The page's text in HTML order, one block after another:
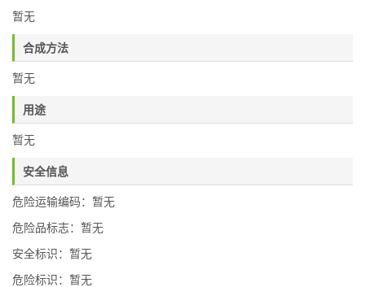
暂无
合成方法
暂无
用途
暂无
安全信息
危险运输编码：暂无
危险品标志：暂无
安全标识：暂无
危险标识：暂无